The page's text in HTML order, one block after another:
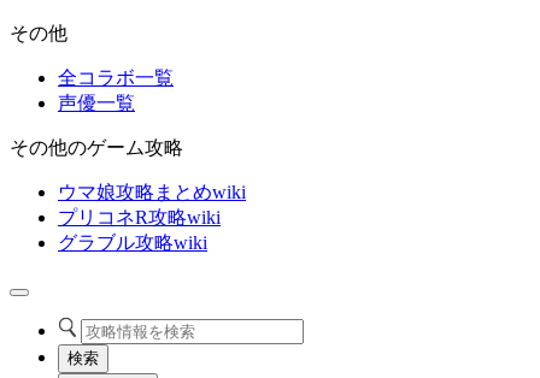
その他
全コラボ一覧
声優一覧
その他のゲーム攻略
ウマ娘攻略まとめwiki
プリコネR攻略wiki
グラブル攻略wiki
検索